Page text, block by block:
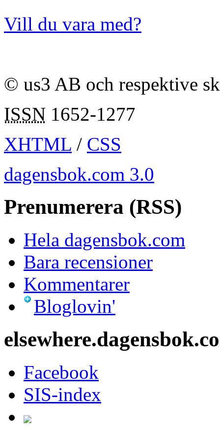
Vill du vara med?
© us3 AB och respektive
ISSN 1652-1277
XHTML / CSS
dagensbok.com 3.0
Prenumerera (RSS)
Hela dagensbok.com
Bara recensioner
Kommentarer
Bloglovin'
Facebook
SIS-index